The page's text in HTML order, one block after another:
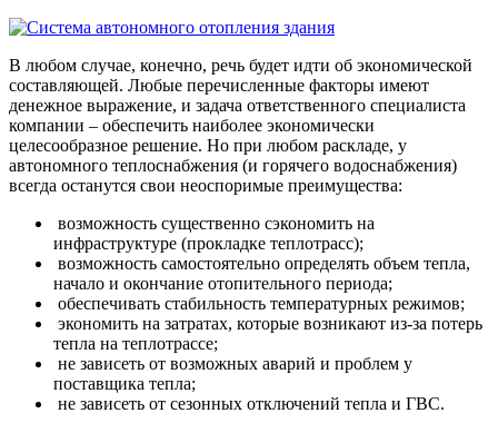
В любом случае, конечно, речь будет идти об экономической
составляющей. Любые перечисленные факторы имеют
денежное выражение, и задача ответственного специалиста
компании – обеспечить наиболее экономически
целесообразное решение. Но при любом раскладе, у
автономного теплоснабжения (и горячего водоснабжения)
всегда останутся свои неоспоримые преимущества:
возможность существенно сэкономить на
инфраструктуре (прокладке теплотрасс);
возможность самостоятельно определять объем тепла,
начало и окончание отопительного периода;
обеспечивать стабильность температурных режимов;
экономить на затратах, которые возникают из-за потерь
тепла на теплотрассе;
не зависеть от возможных аварий и проблем у
поставщика тепла;
не зависеть от сезонных отключений тепла и ГВС.